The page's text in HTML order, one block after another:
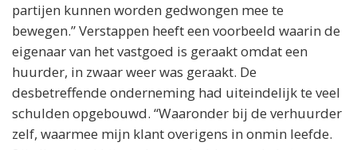
partijen kunnen worden gedwongen mee te
bewegen.” Verstappen heeft een voorbeeld waarin de
eigenaar van het vastgoed is geraakt omdat een
huurder, in zwaar weer was geraakt. De
desbetreffende onderneming had uiteindelijk te veel
schulden opgebouwd. “Waaronder bij de verhuurder
zelf, waarmee mijn klant overigens in onmin leefde.